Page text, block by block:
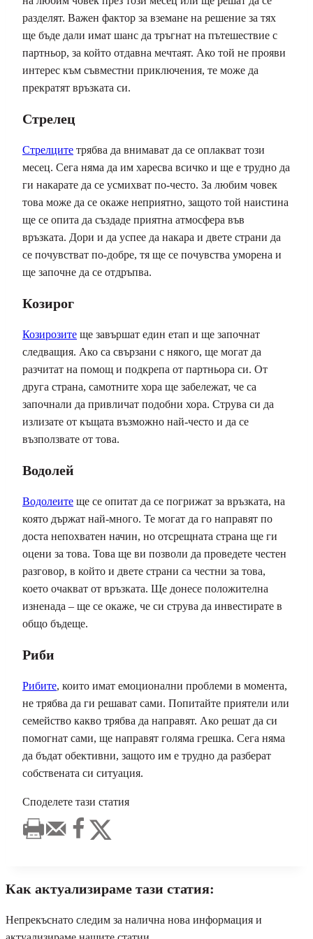
разделят. Важен фактор за вземане на решение за тях
ще бъде дали имат шанс да тръгнат на пътешествие с
партньор, за който отдавна мечтаят. Ако той не прояви
интерес към съвместни приключения, те може да
прекратят връзката си.
Стрелец
Стрелците трябва да внимават да се оплакват този
месец. Сега няма да им харесва всичко и ще е трудно да
ги накарате да се усмихват по-често. За любим човек
това може да се окаже неприятно, защото той наистина
ще се опита да създаде приятна атмосфера във
връзката. Дори и да успее да накара и двете страни да
се почувстват по-добре, тя ще се почувства уморена и
ще започне да се отдръпва.
Козирог
Козирозите ще завършат един етап и ще започнат
следващия. Ако са свързани с някого, ще могат да
разчитат на помощ и подкрепа от партньора си. От
друга страна, самотните хора ще забележат, че са
започнали да привличат подобни хора. Струва си да
излизате от къщата възможно най-често и да се
възползвате от това.
Водолей
Водолеите ще се опитат да се погрижат за връзката, на
която държат най-много. Те могат да го направят по
доста непохватен начин, но отсрещната страна ще ги
оцени за това. Това ще ви позволи да проведете честен
разговор, в който и двете страни са честни за това,
което очакват от връзката. Ще донесе положителна
изненада – ще се окаже, че си струва да инвестирате в
общо бъдеще.
Риби
Рибите, които имат емоционални проблеми в момента,
не трябва да ги решават сами. Попитайте приятели или
семейство какво трябва да направят. Ако решат да си
помогнат сами, ще направят голяма грешка. Сега няма
да бъдат обективни, защото им е трудно да разберат
собствената си ситуация.
Споделете тази статия
Как актуализираме тази статия:
Непрекъснато следим за налична нова информация и